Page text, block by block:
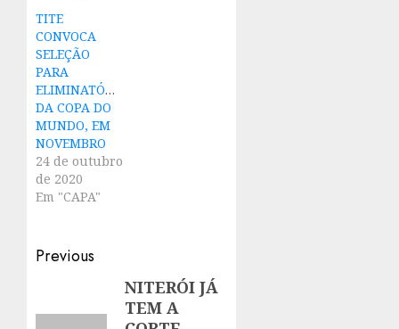
TITE
CONVOCA
SELEÇÃO
PARA
ELIMINATÓRIAS
DA COPA DO
MUNDO, EM
NOVEMBRO
24 de outubro
de 2020
Em "CAPA"
Post
navigation
Previous
post:
NITERÓI JÁ
TEM A